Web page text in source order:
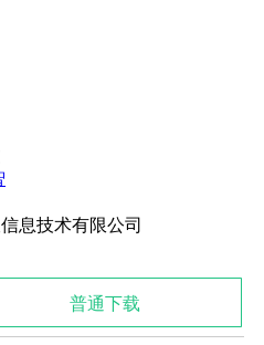
息技术有限公司
普通下载